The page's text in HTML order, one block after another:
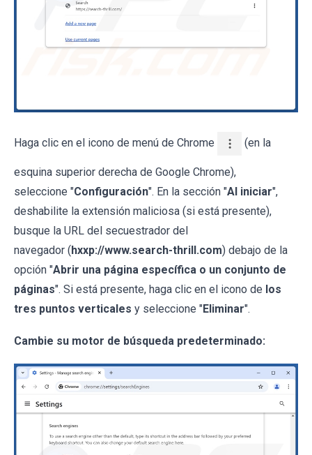
Haga clic en el icono de menú de Chrome (en la
esquina superior derecha de Google Chrome),
seleccione "Configuración". En la sección "Al iniciar",
deshabilite la extensión maliciosa (si está presente),
busque la URL del secuestrador del
navegador (hxxp://www.search-thrill.com) debajo de la
opción "Abrir una página específica o un conjunto de
páginas". Si está presente, haga clic en el icono de los
tres puntos verticales y seleccione "Eliminar".
Cambie su motor de búsqueda predeterminado: